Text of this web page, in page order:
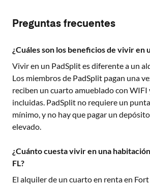
Preguntas frecuentes
¿Cuáles son los beneficios de vivir en
Vivir en un PadSplit es diferente a un
Los miembros de PadSplit pagan una
reciben un cuarto amueblado con
incluidas. PadSplit no requiere un
mínimo, y no hay que pagar un
elevado.
¿Cuánto cuesta vivir en una
FL?
El alquiler de un cuarto en renta en